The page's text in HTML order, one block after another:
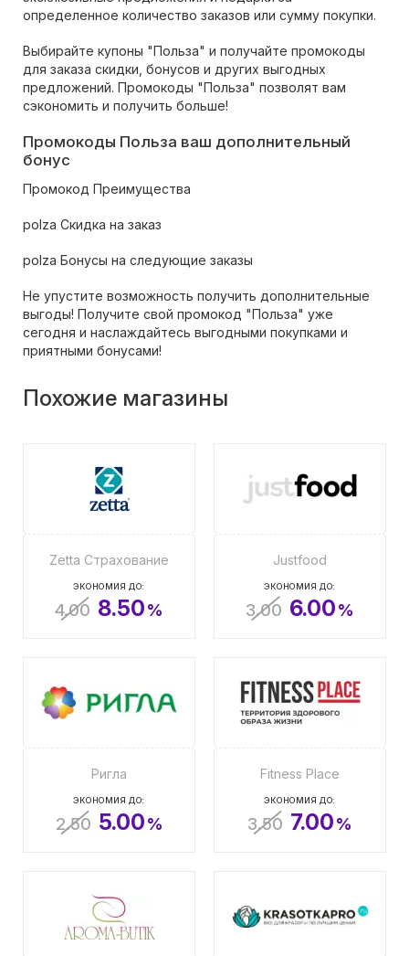
определенное количество заказов или сумму покупки.
Выбирайте купоны "Польза" и получайте промокоды
для заказа скидки, бонусов и других выгодных
предложений. Промокоды "Польза" позволят вам
сэкономить и получить больше!
Промокоды Польза ваш дополнительный
бонус
Промокод Преимущества
polza Скидка на заказ
polza Бонусы на следующие заказы
Не упустите возможность получить дополнительные
выгоды! Получите свой промокод "Польза" уже
сегодня и наслаждайтесь выгодными покупками и
приятными бонусами!
Похожие магазины
Zetta Страхование
ЭКОНОМИЯ ДО:
4.00 8.50%
Justfood
ЭКОНОМИЯ ДО:
3.00 6.00%
Ригла
ЭКОНОМИЯ ДО:
2.50 5.00%
Fitness Place
ЭКОНОМИЯ ДО:
3.50 7.00%